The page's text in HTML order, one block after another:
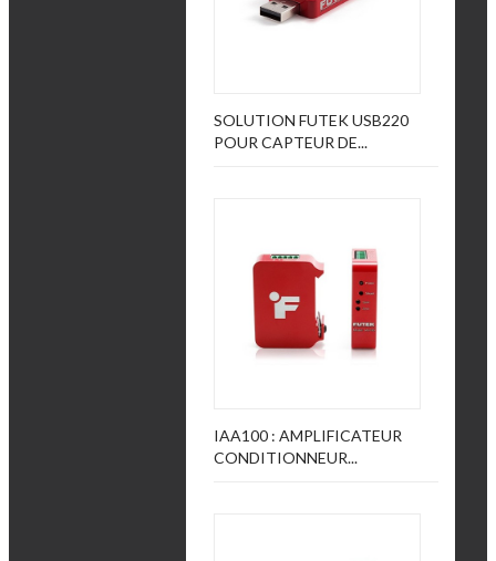
SOLUTION FUTEK USB220
POUR CAPTEUR DE...
IAA100 : AMPLIFICATEUR
CONDITIONNEUR...